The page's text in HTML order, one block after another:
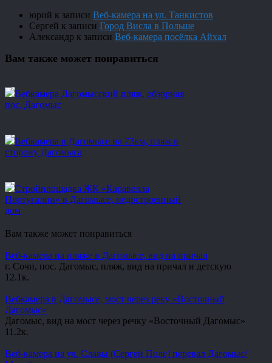
юрий к записи Веб-камера на ул. Танкистов
Сергей к записи Город Висла в Польше
Александр к записи Веб-камера посёлка Айхал
Вам также может понравиться
Вебкамера Дагомысский пляж, обзорная
пос. Дагомыс
Вебкамера в Дагомысе на 73км, пляж в
сторону Дагомыса
Стройплощадка ЖК «Каравелла
Португалии» в Дагомысе, недостроенный
дом
Вам также может понравиться
Веб-камера на пляже в Дагомысе, вид на причал
г. Сочи, пос. Дагомыс, пляж, вид на причал и детскую
12.1к.
Вебкамера в Дагомысе, мост через реку «Восточный
Дагомыс»
Дагомыс, вид на мост через речку «Восточный Дагомыс»
11.2к.
Веб-камера на ул. Славы (Сергей Поле) перевал Дагомыс/